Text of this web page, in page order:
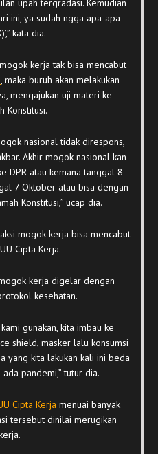
ini, ya sudah ngga apa-apa
kata dia.
kerja tak bisa mencabut
, maka buruh akan melakukan
mengajukan uji materi ke
Konstitusi.
nasional tidak direspons,
Akhir mogok nasional kan
DPR atau kemana tanggal 8
7 Oktober atau bisa dengan
Konstitusi,” ucap dia.
mogok kerja bisa mencabut
Cipta Kerja.
kerja digelar dengan
kesehatan.
gunakan, kita imbau ke
shield, masker lalu konsumsi
yang kita lakukan kali ini beda
pandemi,” tutur dia.
Cipta Kerja menuai banyak
tersebut dinilai merugikan